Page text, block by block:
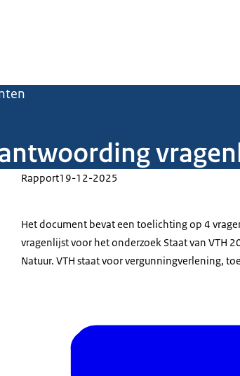
Rapport19-12-2025
Het document bevat een toelichting op 4
vragenlijst voor het onderzoek Staat van VTH
Natuur. VTH staat voor vergunningverlening,